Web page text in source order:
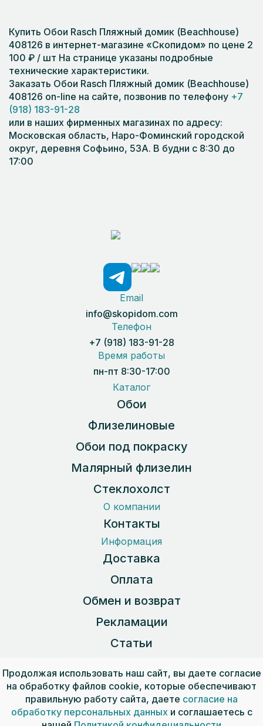
Купить Обои Rasch Пляжный домик (Beachhouse)
408126 в интернет-магазине «Скопидом» по цене 2
100 ₽ / шт На странице указаны подробные
технические характеристики.
Заказать Обои Rasch Пляжный домик (Beachhouse)
408126 on-line на сайте, позвонив по телефону +7
(918) 183-91-28
или в наших фирменных магазинах по адресу:
Московская область, Наро-Фоминский городской
округ, деревня Софьино, 53А. В будни с 8:30 до
17:00
Email
info@skopidom.com
Телефон
+7 (918) 183-91-28
Время работы
пн-пт 8:30-17:00
Каталог
Обои
Флизелиновые
Обои под покраску
Малярный флизелин
Стеклохолст
О компании
Контакты
Информация
Доставка
Оплата
Обмен и возврат
Рекламации
Статьи
Пользовательское соглашение
Публичная оферта
Продолжая использовать наш сайт, вы даете согласие
на обработку файлов cookie, которые обеспечивают
правильную работу сайта, даете согласие на
обработку персональных данныхи соглашаетесь с